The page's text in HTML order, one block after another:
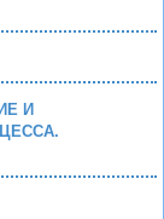
И